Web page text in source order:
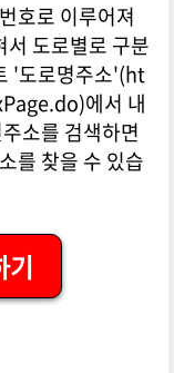
호로 이루어져
도로별로 구분
'도로명주소'(ht
에서 내
소를 검색하면
를 찾을 수 있습
기